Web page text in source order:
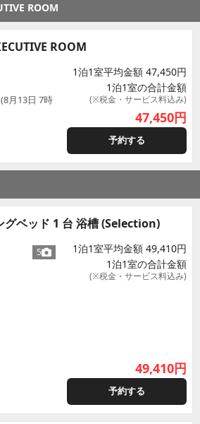
ROOM
ROOM
月13日 7時
1泊1室平均金額 47,450円
1泊1室の合計金額
(※税金・サービス料込み)
47,450円
予約する
グベッド 1 台 浴槽 (Selection)
5
1泊1室平均金額 49,410円
1泊1室の合計金額
(※税金・サービス料込み)
49,410円
予約する